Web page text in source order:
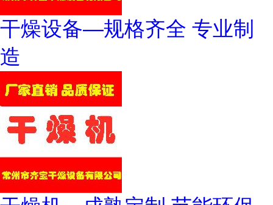
干燥设备—规格齐全 专业制
造